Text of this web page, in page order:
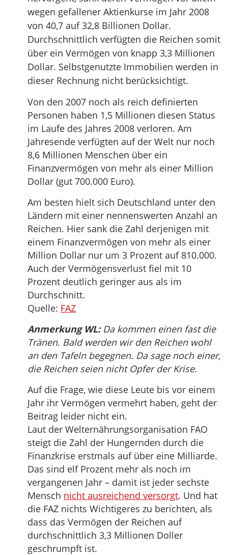
wegen gefallener Aktienkurse im Jahr 2008
von 40,7 auf 32,8 Billionen Dollar.
Durchschnittlich verfügten die Reichen somit
über ein Vermögen von knapp 3,3 Millionen
Dollar. Selbstgenutzte Immobilien werden in
dieser Rechnung nicht berücksichtigt.
Von den 2007 noch als reich definierten
Personen haben 1,5 Millionen diesen Status
im Laufe des Jahres 2008 verloren. Am
Jahresende verfügten auf der Welt nur noch
8,6 Millionen Menschen über ein
Finanzvermögen von mehr als einer Million
Dollar (gut 700.000 Euro).
Am besten hielt sich Deutschland unter den
Ländern mit einer nennenswerten Anzahl an
Reichen. Hier sank die Zahl derjenigen mit
einem Finanzvermögen von mehr als einer
Million Dollar nur um 3 Prozent auf 810.000.
Auch der Vermögensverlust fiel mit 10
Prozent deutlich geringer aus als im
Durchschnitt.
Quelle: FAZ
Anmerkung WL:Da kommen einen fast die
Tränen. Bald werden wir den Reichen wohl
an den Tafeln begegnen. Da sage noch einer,
die Reichen seien nicht Opfer der Krise.
Auf die Frage, wie diese Leute bis vor einem
Jahr ihr Vermögen vermehrt haben, geht der
Beitrag leider nicht ein.
Laut der Welternährungsorganisation FAO
steigt die Zahl der Hungernden durch die
Finanzkrise erstmals auf über eine Milliarde.
Das sind elf Prozent mehr als noch im
vergangenen Jahr – damit ist jeder sechste
Mensch nicht ausreichend versorgt. Und hat
die FAZ nichts Wichtigeres zu berichten, als
dass das Vermögen der Reichen auf
durchschnittlich 3,3 Millionen Doller
geschrumpft ist.